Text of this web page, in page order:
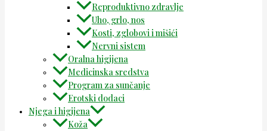
Reproduktivno zdravlje
Uho, grlo, nos
Kosti, zglobovi i mišići
Nervni sistem
Oralna higijena
Medicinska sredstva
Program za sunčanje
Erotski dodaci
Njega i higijena
Koža